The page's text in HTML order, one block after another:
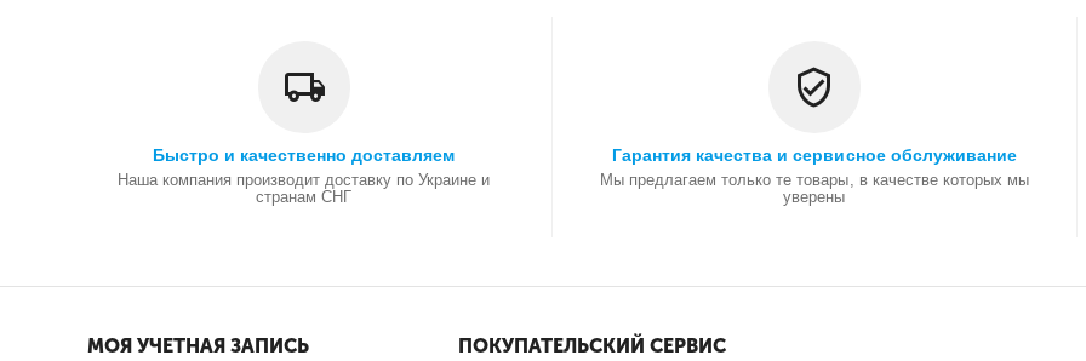
Быстро и качественно доставляем
Наша компания производит доставку по Украине и
странам СНГ
Гарантия качества и сервисное обслуживание
Мы предлагаем только те товары, в качестве которых мы
уверены
МОЯ УЧЕТНАЯ ЗАПИСЬ ПОКУПАТЕЛЬСКИЙ СЕРВИС